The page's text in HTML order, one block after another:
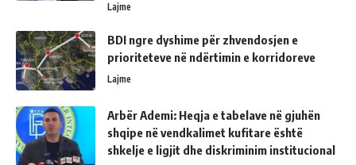
Lajme
BDI ngre dyshime për zhvendosjen e
prioriteteve në ndërtimin e korridoreve
Lajme
Arbër Ademi: Heqja e tabelave në gjuhën
shqipe në vendkalimet kufitare është
shkelje e ligjit dhe diskriminim institucional